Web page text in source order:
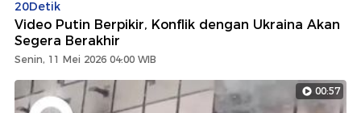
20Detik
Video Putin Berpikir, Konflik dengan Ukraina Akan
Segera Berakhir
Senin, 11 Mei 2026 04:00 WIB
00:57